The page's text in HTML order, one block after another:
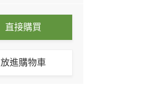
直接購買
放進購物車